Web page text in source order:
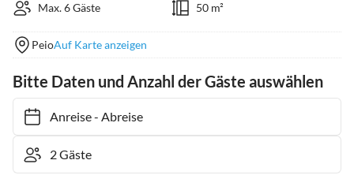
Max. 6 Gäste
50 m²
PeioAuf Karte anzeigen
Bitte Daten und Anzahl der Gäste auswählen
Anreise- Abreise